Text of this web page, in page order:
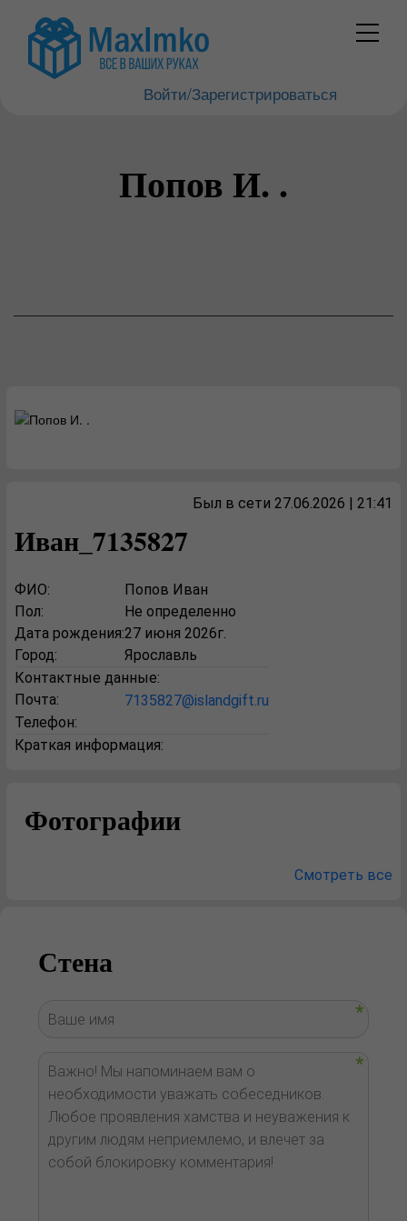
Войти/Зарегистрироваться
Попов И. .
Был в сети 27.06.2026 | 21:41
Иван_7135827
ФИО:
Попов Иван
Пол:
Не определенно
Дата рождения:27 июня 2026г.
Город:
Ярославль
Контактные данные:
Почта:
7135827@islandgift.ru
Телефон:
Краткая информация:
Фотографии
Смотреть все
Стена